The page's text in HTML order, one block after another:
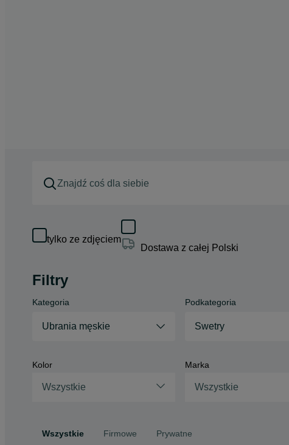
tylko ze zdjęciem
Dostawa z całej Polski
Filtry
Kategoria
Ubrania męskie
Podkategoria
Swetry
Kolor
Wszystkie
Marka
Wszystkie
Wszystkie Firmowe Prywatne